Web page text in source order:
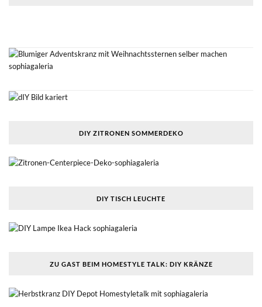
DIY ZITRONEN SOMMERDEKO
DIY TISCH LEUCHTE
ZU GAST BEIM HOMESTYLE TALK: DIY KRÄNZE